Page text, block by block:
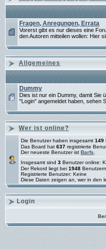
Fragen, Anregungen, Errata
Vorerst gibt es nur dieses eine
den Autoren mitteilen wollen: Hier
Allgemeines
Dummy
Dies ist nur ein Dummy, damit Sie
"Login" angemeldet haben, sehen
Wer ist online?
Die Benutzer haben insgesamt 149
Das Board hat 637 registrierte
Der neueste Benutzer ist Barfs
Insgesamt sind 3 Benutzer online:
Der Rekord liegt bei 1948
Registrierte Benutzer: Keine
Diese Daten zeigen an, wer in den
Login